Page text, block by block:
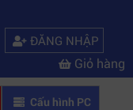
ĐĂNG NHẬP
Giỏ hàng
Cấu hình PC